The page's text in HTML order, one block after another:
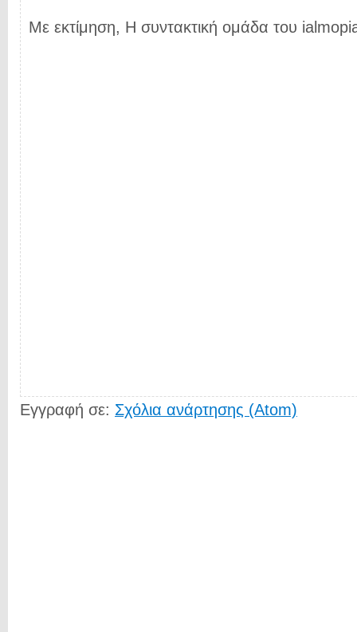
Με εκτίμηση, Η συντακτική ομάδα του
Εγγραφή σε: Σχόλια ανάρτησης (Atom)